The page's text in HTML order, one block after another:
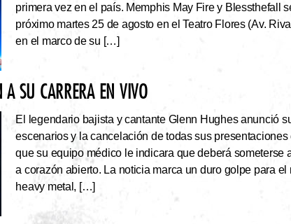
primera vez en el país. Memphis May Fire y Blessthefall
próximo martes 25 de agosto en el Teatro Flores (Av.
en el marco de su […]
SU CARRERA EN VIVO
El legendario bajista y cantante Glenn Hughes anunció
escenarios y la cancelación de todas sus
que su equipo médico le indicara que deberá someterse
a corazón abierto. La noticia marca un duro golpe para el
heavy metal, […]